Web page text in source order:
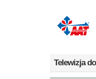
Telewizja